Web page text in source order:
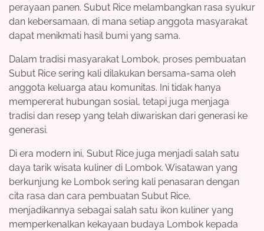
perayaan panen. Subut Rice melambangkan rasa syukur
dan kebersamaan, di mana setiap anggota masyarakat
dapat menikmati hasil bumi yang sama.
Dalam tradisi masyarakat Lombok, proses pembuatan
Subut Rice sering kali dilakukan bersama-sama oleh
anggota keluarga atau komunitas. Ini tidak hanya
mempererat hubungan sosial, tetapi juga menjaga
tradisi dan resep yang telah diwariskan dari generasi ke
generasi.
Di era modern ini, Subut Rice juga menjadi salah satu
daya tarik wisata kuliner di Lombok. Wisatawan yang
berkunjung ke Lombok sering kali penasaran dengan
cita rasa dan cara pembuatan Subut Rice,
menjadikannya sebagai salah satu ikon kuliner yang
memperkenalkan kekayaan budaya Lombok kepada